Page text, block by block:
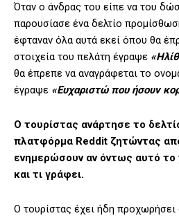
Όταν ο άνδρας του είπε να του
παρουσίασε ένα δελτίο
έφταναν όλα αυτά εκεί όπου θα
στοιχεία του πελάτη έγραψε
θα έπρεπε να αναγράφεται το
έγραψε «Ευχαριστώ που ήσουν
Ο τουρίστας ανάρτησε το
πλατφόρμα Reddit ζητώντας
ενημερώσουν αν όντως αυτό το
και τι γράφει.
Ο τουρίστας έχει ήδη προχωρήσει